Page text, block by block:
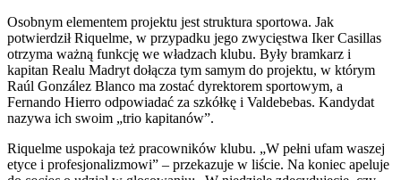
Osobnym elementem projektu jest struktura sportowa. Jak
potwierdził Riquelme, w przypadku jego zwycięstwa Iker Casillas
otrzyma ważną funkcję we władzach klubu. Były bramkarz i
kapitan Realu Madryt dołącza tym samym do projektu, w którym
Raúl González Blanco ma zostać dyrektorem sportowym, a
Fernando Hierro odpowiadać za szkółkę i Valdebebas. Kandydat
nazywa ich swoim „trio kapitanów”.
Riquelme uspokaja też pracowników klubu. „W pełni ufam waszej
etyce i profesjonalizmowi” – przekazuje w liście. Na koniec apeluje